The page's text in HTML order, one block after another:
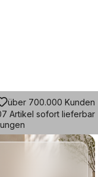
Preis:
über 700.000 Kunden
Artikel sofort lieferbar